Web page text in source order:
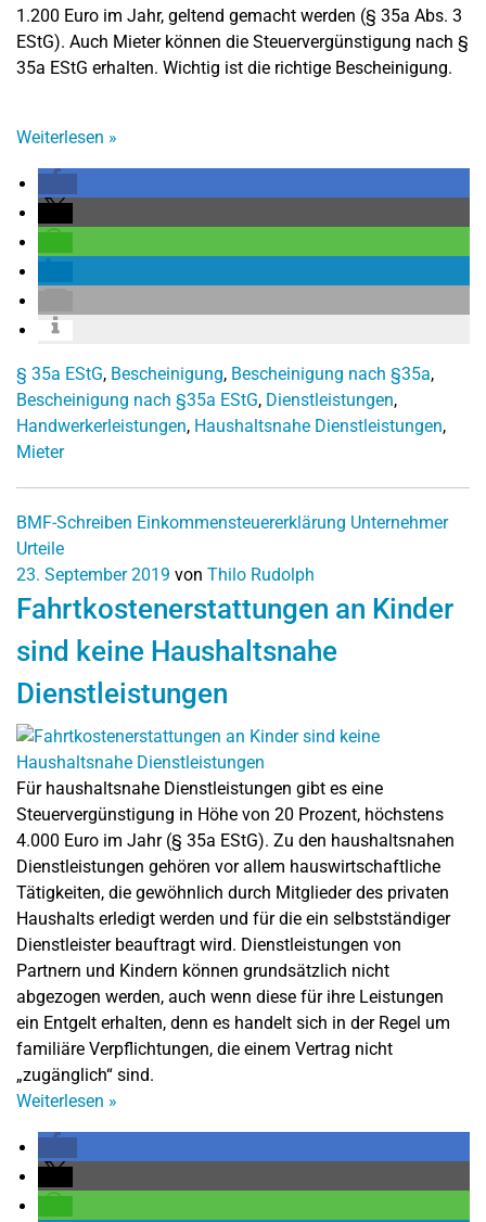
1.200 Euro im Jahr, geltend gemacht werden (§ 35a Abs. 3
EStG). Auch Mieter können die Steuervergünstigung nach §
35a EStG erhalten. Wichtig ist die richtige Bescheinigung.
Weiterlesen »
§ 35a EStG, Bescheinigung, Bescheinigung nach §35a,
Bescheinigung nach §35a EStG, Dienstleistungen,
Handwerkerleistungen, Haushaltsnahe Dienstleistungen,
Mieter
BMF-Schreiben Einkommensteuererklärung Unternehmer
Urteile
23. September 2019 von Thilo Rudolph
Fahrtkostenerstattungen an Kinder
sind keine Haushaltsnahe
Dienstleistungen
Für haushaltsnahe Dienstleistungen gibt es eine
Steuervergünstigung in Höhe von 20 Prozent, höchstens
4.000 Euro im Jahr (§ 35a EStG). Zu den haushaltsnahen
Dienstleistungen gehören vor allem hauswirtschaftliche
Tätigkeiten, die gewöhnlich durch Mitglieder des privaten
Haushalts erledigt werden und für die ein selbstständiger
Dienstleister beauftragt wird. Dienstleistungen von
Partnern und Kindern können grundsätzlich nicht
abgezogen werden, auch wenn diese für ihre Leistungen
ein Entgelt erhalten, denn es handelt sich in der Regel um
familiäre Verpflichtungen, die einem Vertrag nicht
„zugänglich“ sind.
Weiterlesen »